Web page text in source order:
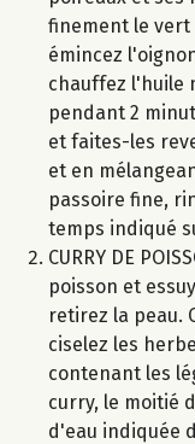
finement le vert
émincez
chauffez l'huile
pendant 2
et faites-les
et en
passoire fine,
temps indiqué
CURRY DE
poisson et
retirez la peau.
ciselez les
contenant les
curry, le moitié
d'eau indiquée